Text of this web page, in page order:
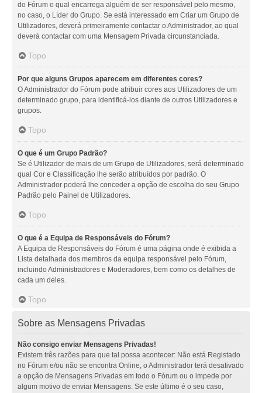
do Fórum o qual encarrega alguém de ser responsável pelo mesmo,
no caso, o Líder do Grupo. Se está interessado em Criar um Grupo de
Utilizadores, deverá primeiramente contactar o Administrador, ao qual
deverá contactar com uma Mensagem Privada circunstanciada.
Topo
Por que alguns Grupos aparecem em diferentes cores?
O Administrador do Fórum pode atribuir cores aos Utilizadores de um
determinado grupo, para identificá-los diante de outros Utilizadores e
grupos.
Topo
O que é um Grupo Padrão?
Se é Utilizador de mais de um Grupo de Utilizadores, será determinado
qual Cor e Classificação lhe serão atribuídos por padrão. O
Administrador poderá lhe conceder a opção de escolha do seu Grupo
Padrão pelo Painel de Utilizadores.
Topo
O que é a Equipa de Responsáveis do Fórum?
A Equipa de Responsáveis do Fórum é uma página onde é exibida a
Lista detalhada dos membros da equipa responsável pelo Fórum,
incluindo Administradores e Moderadores, bem como os detalhes de
cada um deles.
Topo
Sobre as Mensagens Privadas
Não consigo enviar Mensagens Privadas!
Existem três razões para que tal possa acontecer: Não está Registado
no Fórum e/ou não se encontra Online, o Administrador terá desativado
a opção de Mensagens Privadas em todo o Fórum ou o impede por
algum motivo de enviar Mensagens. Se este último é o seu caso,